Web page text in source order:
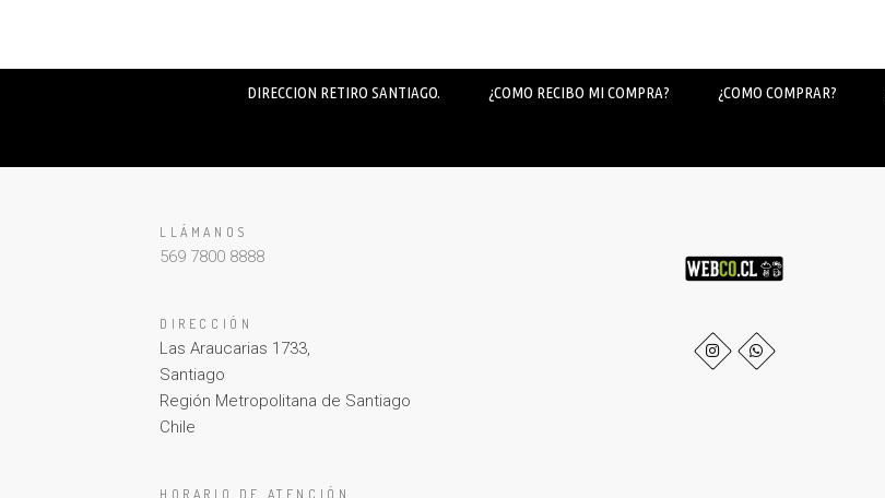
DIRECCION RETIRO SANTIAGO. ¿COMO RECIBO MI COMPRA? ¿COMO COMPRAR?
LLÁMANOS
569 7800 8888
DIRECCIÓN
Las Araucarias 1733,
Santiago
Región Metropolitana de Santiago
Chile
HORARIO DE ATENCIÓN